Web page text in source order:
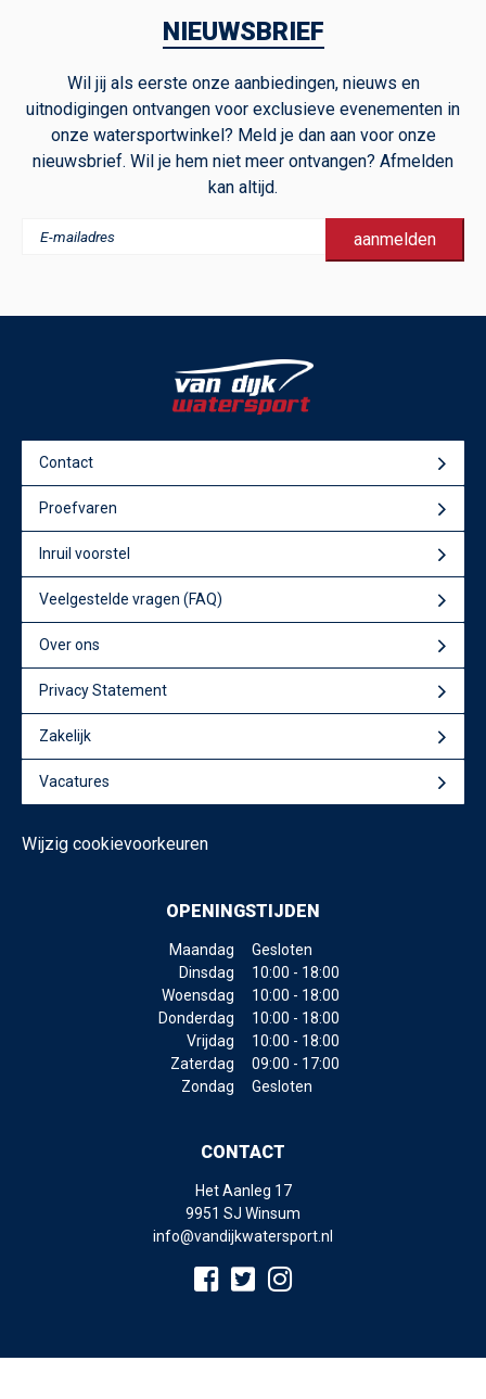
NIEUWSBRIEF
Wil jij als eerste onze aanbiedingen, nieuws en
uitnodigingen ontvangen voor exclusieve evenementen in
onze watersportwinkel? Meld je dan aan voor onze
nieuwsbrief. Wil je hem niet meer ontvangen? Afmelden
kan altijd.
Contact
Proefvaren
Inruil voorstel
Veelgestelde vragen (FAQ)
Over ons
Privacy Statement
Zakelijk
Vacatures
Wijzig cookievoorkeuren
OPENINGSTIJDEN
Maandag
Gesloten
Dinsdag
10:00 - 18:00
Woensdag
10:00 - 18:00
Donderdag
10:00 - 18:00
Vrijdag
10:00 - 18:00
Zaterdag
09:00 - 17:00
Zondag
Gesloten
CONTACT
Het Aanleg 17
9951 SJ Winsum
info@vandijkwatersport.nl